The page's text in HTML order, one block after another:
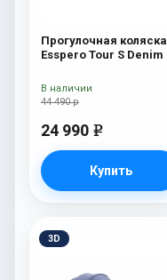
Прогулочная коляска
Esspero Tour S Denim
44 490 р
24 990 e
Купить
В наличии
3D